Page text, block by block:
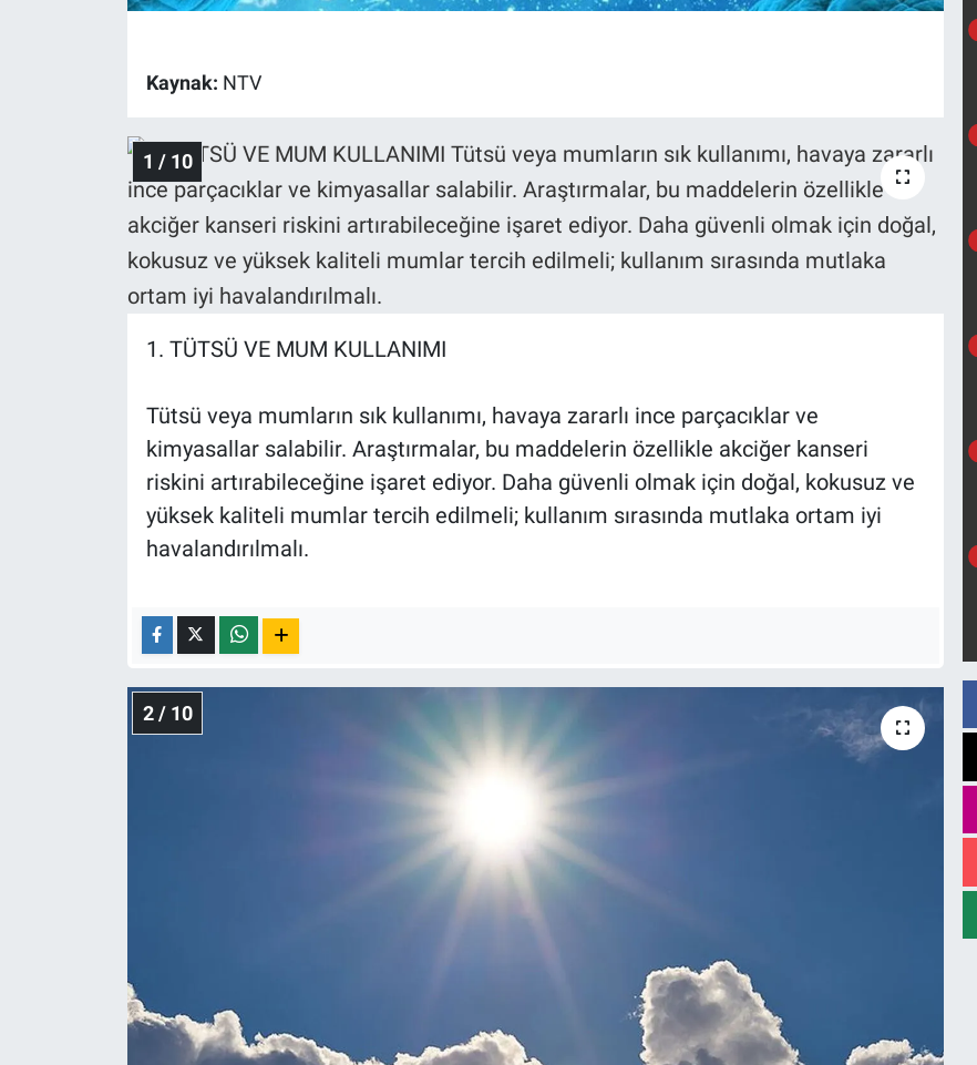
Kaynak: NTV
1 / 10
1. TÜTSÜ VE MUM KULLANIMI
Tütsü veya mumların sık kullanımı, havaya zararlı ince parçacıklar ve
kimyasallar salabilir. Araştırmalar, bu maddelerin özellikle akciğer kanseri
riskini artırabileceğine işaret ediyor. Daha güvenli olmak için doğal, kokusuz ve
yüksek kaliteli mumlar tercih edilmeli; kullanım sırasında mutlaka ortam iyi
havalandırılmalı.
2 / 10
Koronavirüs
Ne demişti
Programlar
Yerel Yaşam